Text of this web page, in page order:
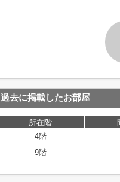
過去に掲載したお部屋
所在階
4階
9階